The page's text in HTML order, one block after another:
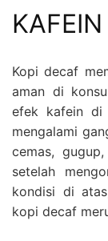
KAFEIN
Kopi decaf
aman di
efek kafein di
mengalami
cemas,
setelah
kondisi di
kopi decaf